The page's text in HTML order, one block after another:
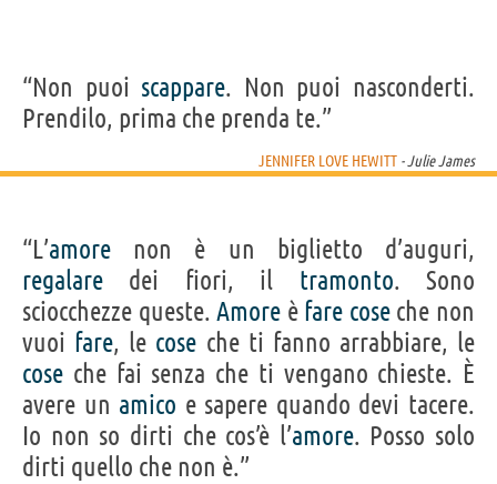
“Non puoi scappare. Non puoi nasconderti.
Prendilo, prima che prenda te.”
JENNIFER LOVE HEWITT - Julie James
“L’amore non è un biglietto d’auguri,
regalare dei fiori, il tramonto. Sono
sciocchezze queste.Amore è fare coseche non
vuoi fare, le cose che ti fanno arrabbiare, le
cose che fai senza che ti vengano chieste. È
avere un amico e sapere quando devi tacere.
Io non so dirti che cos’è l’amore. Posso solo
dirti quello che non è.”